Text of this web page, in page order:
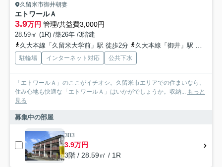
久留米市御井朝妻
エトワールＡ
3.9万円 管理/共益費3,000円
28.59㎡ (1R) /築26年 /3階建
久大本線「久留米大学前」駅 徒歩2分
久大本線「御井」駅 徒歩20分
駐輪場 インターネット対応 公共下水
「エトワールＡ」のここがイチオシ。久留米市エリアでの住まいなら、
住み心地も快適な「エトワールＡ」はいかがでしょうか。収納...
もっと
見る
募集中の部屋
303
3.9万円
3階 / 28.59㎡ / 1R